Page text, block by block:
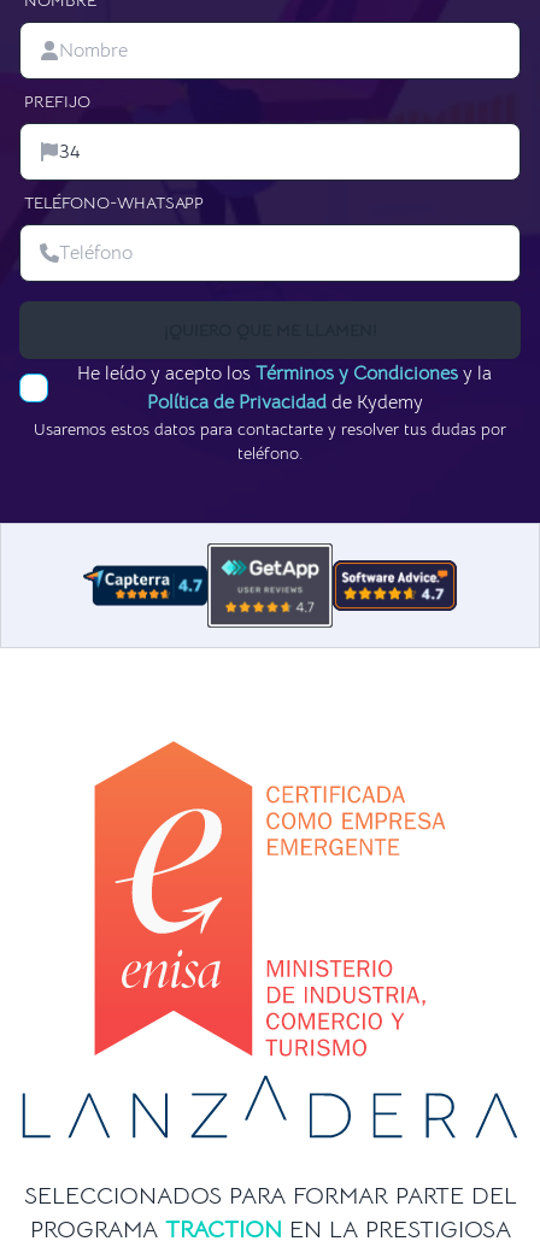
PREFIJO
TELÉFONO-WHATSAPP
He leído y acepto los Términos y Condiciones y la
Política de Privacidadde Kydemy
Usaremos estos datos para contactarte y resolver tus dudas por
teléfono.
SELECCIONADOS PARA FORMAR PARTE DEL
PROGRAMA TRACTION EN LA PRESTIGIOSA